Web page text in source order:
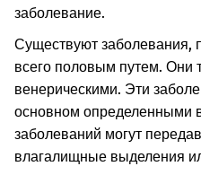
заболевание.
Существуют
всего половым путем. Они
венерическими. Эти
основном определенными
заболеваний могут
влагалищные выделения